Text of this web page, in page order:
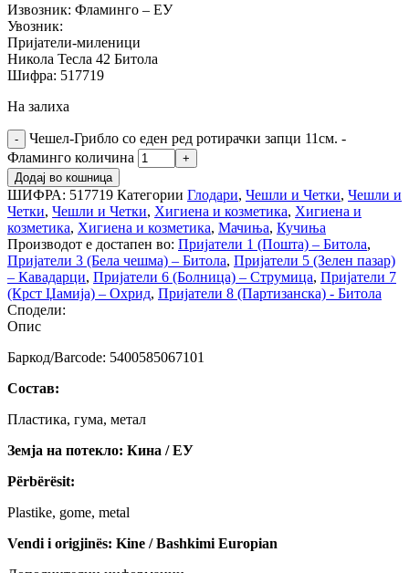
Извозник: Фламинго – ЕУ
Увозник:
Пријатели-миленици
Никола Тесла 42 Битола
Шифра: 517719
На залиха
Чешел-Грибло со еден ред ротирачки запци 11см. -
Фламинго количина
Додај во кошница
ШИФРА: 517719 Категории Глодари, Чешли и Четки, Чешли и
Четки, Чешли и Четки, Хигиена и козметика, Хигиена и
козметика, Хигиена и козметика, Мачиња, Кучиња
Производот е достапен во: Пријатели 1 (Пошта) – Битола,
Пријатели 3 (Бела чешма) – Битола, Пријатели 5 (Зелен пазар)
– Кавадарци, Пријатели 6 (Болница) – Струмица, Пријатели 7
(Крст Џамија) – Охрид, Пријатели 8 (Партизанска) - Битола
Сподели:
Опис
Баркод/Barcode: 5400585067101
Состав:
Пластика, гума, метал
Земја на потекло: Кина / ЕУ
Përbërësit:
Plastike, gome, metal
Vendi i origjinës: Kine / Bashkimi Europian